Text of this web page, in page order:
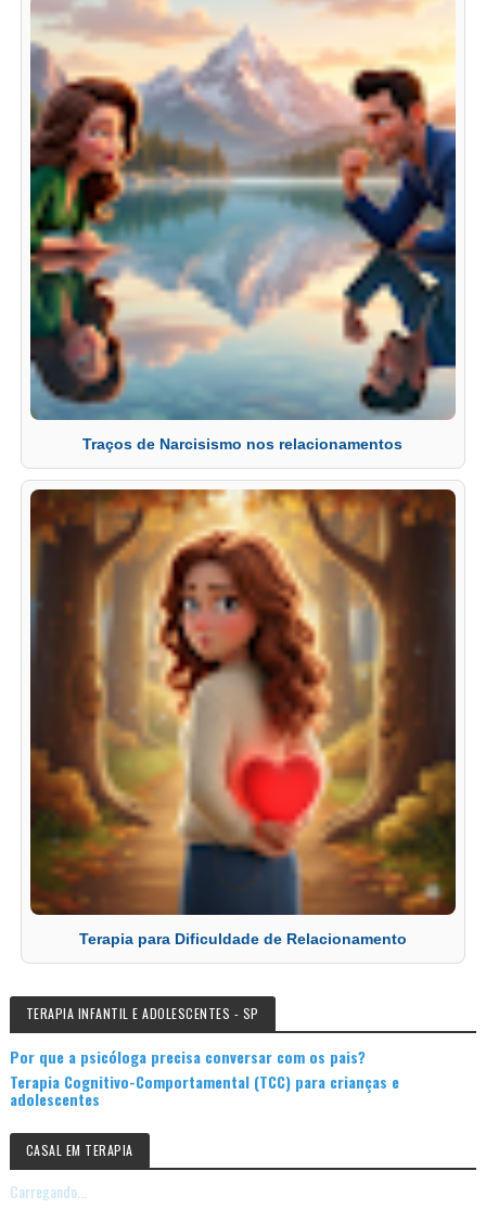
Traços de Narcisismo nos relacionamentos
Terapia para Dificuldade de Relacionamento
TERAPIA INFANTIL E ADOLESCENTES - SP
Por que a psicóloga precisa conversar com os pais?
Terapia Cognitivo-Comportamental (TCC) para crianças e
adolescentes
CASAL EM TERAPIA
Carregando...